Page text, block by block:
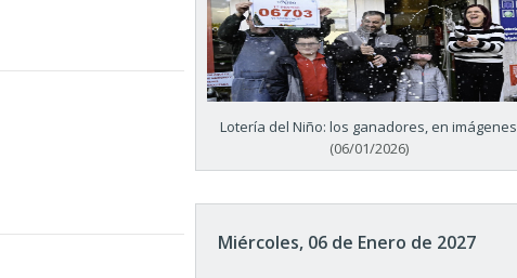
Lotería del Niño: los ganadores, en imágenes
(06/01/2026)
Miércoles, 06 de Enero de 2027